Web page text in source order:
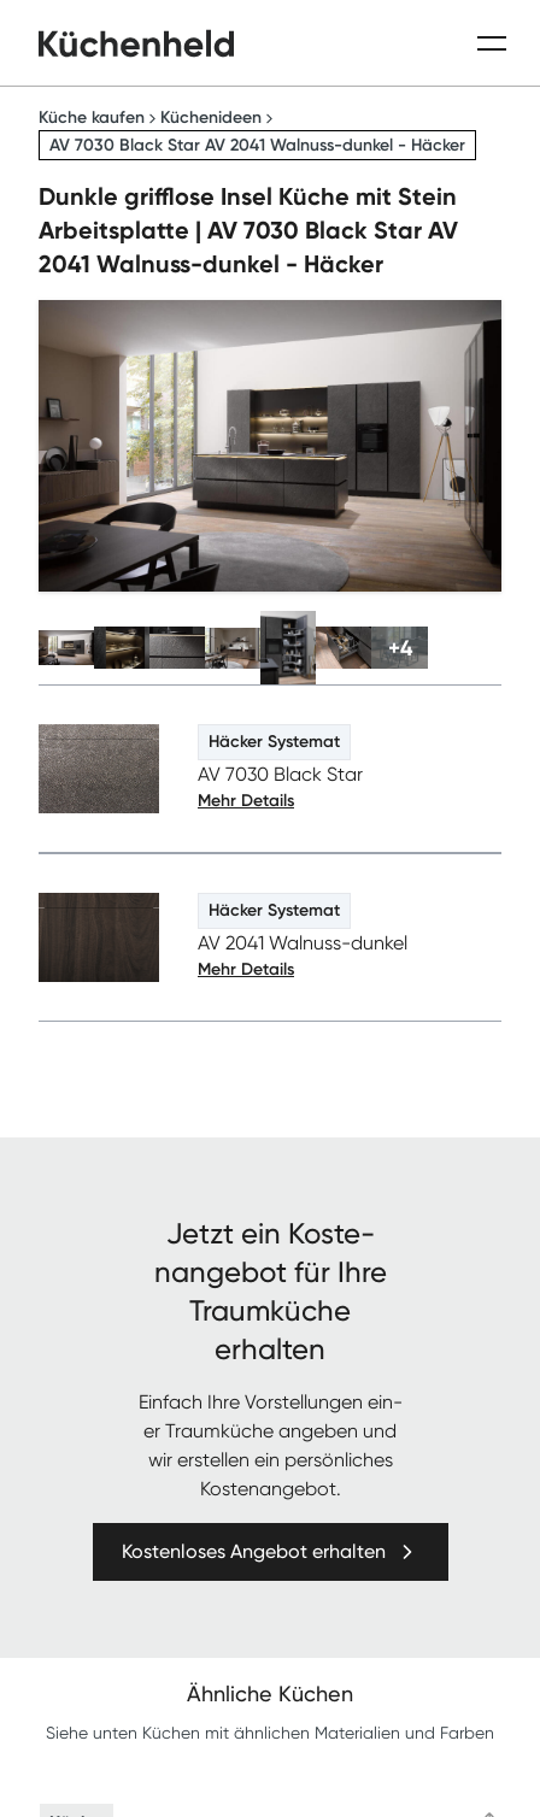
Küche kaufen
Küchenideen
AV 7030 Black Star AV 2041 Walnuss-dunkel - Häcker
Dunkle grifflose Insel Küche mit Stein
Arbeitsplatte | AV 7030 Black Star AV
2041 Walnuss-dunkel - Häcker
+4
Häcker Systemat
AV 7030 Black Star
Mehr Details
Häcker Systemat
AV 2041 Walnuss-dunkel
Mehr Details
Jet­zt ein Kos­te­
nange­bot für Ihre
Traumküche
erhalten
Ein­fach Ihre Vorstel­lun­gen ein­
er Traumküche angeben und
wir erstellen ein per­sön­lich­es
Kostenangebot.
Kostenloses Angebot erhalten
Ähnliche Küchen
Siehe unten Küchen mit ähnlichen Materialien und Farben